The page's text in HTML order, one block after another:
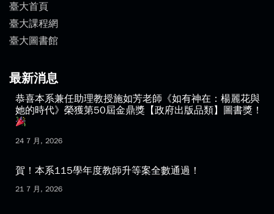
臺大首頁
臺大課程網
臺大圖書館
最新消息
恭喜本系兼任助理教授施如芳老師《如有神在：楊麗花與
她的時代》榮獲第50屆金鼎獎【政府出版品類】圖書獎！
24 7 月, 2026
賀！本系115學年度教師升等案全數通過！
21 7 月, 2026